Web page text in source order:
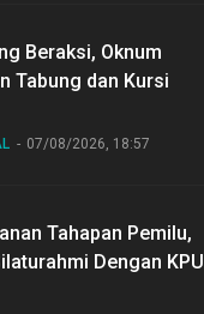
Beraksi, Oknum
Tabung dan Kursi
07/08/2026, 18:57
Tahapan Pemilu,
Dengan KPU